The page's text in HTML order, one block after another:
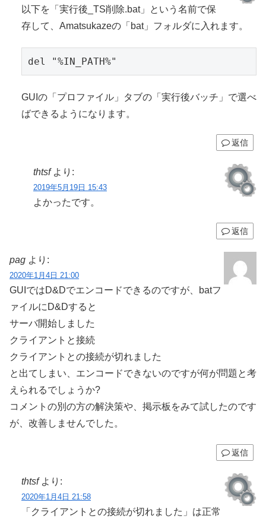
以下を「実行後_TS削除.bat」という名前で保
存して、Amatsukazeの「bat」フォルダに入れます。
del "%IN_PATH%"
GUIの「プロファイル」タブの「実行後バッチ」で選べ
ばできるようになります。
返信
thtsf より:
2019年5月19日 15:43
よかったです。
返信
pag より:
2020年1月4日 21:00
GUIではD&Dでエンコードできるのですが、batフ
ァイルにD&Dすると
サーバ開始しました
クライアントと接続
クライアントとの接続が切れました
と出てしまい、エンコードできないのですが何が問題と考
えられるでしょうか?
コメントの別の方の解決策や、掲示板をみて試したのです
が、改善しませんでした。
返信
thtsf より:
2020年1月4日 21:58
「クライアントとの接続が切れました」は正常